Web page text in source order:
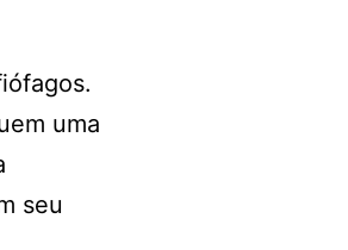
uma
seu